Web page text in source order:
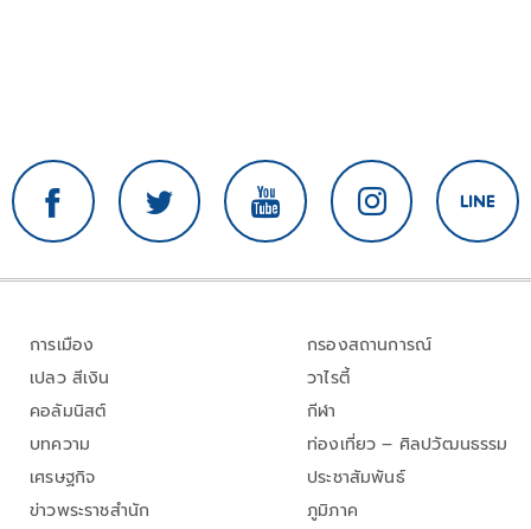
การเมือง
เปลว สีเงิน
คอลัมนิสต์
บทความ
เศรษฐกิจ
ข่าวพระราชสำนัก
กรองสถานการณ์
วาไรตี้
กีฬา
ท่องเที่ยว – ศิลปวัฒนธรรม
ประชาสัมพันธ์
ภูมิภาค